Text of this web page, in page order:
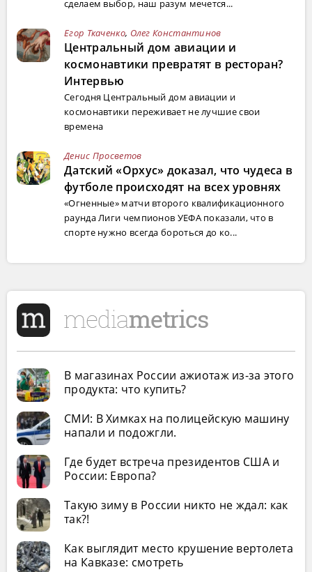
сделаем выбор, наш разум мечется...
Егор Ткаченко, Олег Константинов
Центральный дом авиации и
космонавтики превратят в ресторан?
Интервью
Сегодня Центральный дом авиации и
космонавтики переживает не лучшие свои
времена
Денис Просветов
Датский «Орхус» доказал, что чудеса в
футболе происходят на всех уровнях
«Огненные» матчи второго квалификационного
раунда Лиги чемпионов УЕФА показали, что в
спорте нужно всегда бороться до ко...
В магазинах России ажиотаж из-за этого
продукта: что купить?
СМИ: В Химках на полицейскую машину
напали и подожгли.
Где будет встреча президентов США и
России: Европа?
Такую зиму в России никто не ждал: как
так?!
Как выглядит место крушение вертолета
на Кавказе: смотреть